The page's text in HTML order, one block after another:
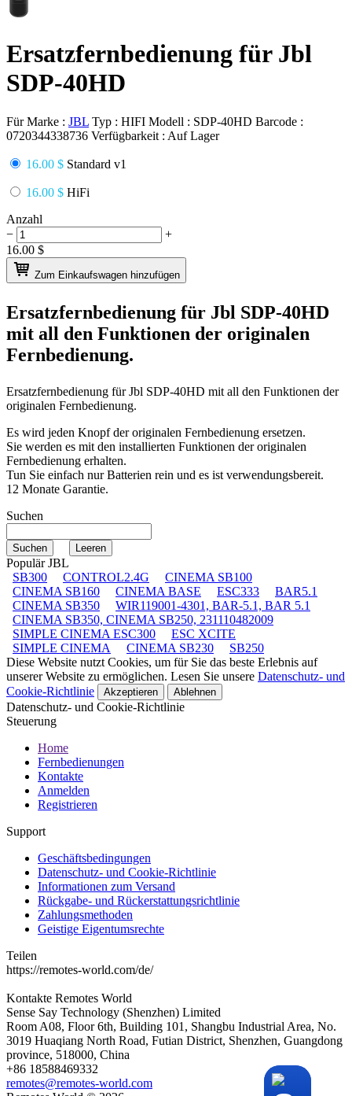
Ersatzfernbedienung für Jbl
SDP-40HD
Für Marke : JBL Typ : HIFI Modell : SDP-40HD Barcode :
0720344338736 Verfügbarkeit : Auf Lager
16.00 $ Standard v1
16.00 $ HiFi
Anzahl
−
+
16.00 $
Zum Einkaufswagen hinzufügen
Ersatzfernbedienung für Jbl SDP-40HD
mit all den Funktionen der originalen
Fernbedienung.
Ersatzfernbedienung fürJbl SDP-40HD mit all den Funktionen der
originalen Fernbedienung.
Es wird jeden Knopf der originalen Fernbedienung ersetzen.
Sie werden es mit den installierten Funktionen der originalen
Fernbedienung erhalten.
Tun Sie einfach nur Batterien rein und es ist verwendungsbereit.
12 Monate Garantie.
Suchen
Populär JBL
SB300
CONTROL2.4G
CINEMA SB100
CINEMA SB160
CINEMA BASE ESC333
BAR5.1
CINEMA SB350
WIR119001-4301, BAR-5.1, BAR 5.1
CINEMA SB350, CINEMA SB250, 231110482009
SIMPLE CINEMA ESC300
ESC XCITE
SIMPLE CINEMA
CINEMA SB230
SB250
Diese Website nutzt Cookies, um für Sie das beste Erlebnis auf
unserer Website zu ermöglichen. Lesen Sie unsere Datenschutz- und
Cookie-Richtlinie
Akzeptieren Ablehnen
Datenschutz- und Cookie-Richtlinie
Steuerung
Home
Fernbedienungen
Kontakte
Anmelden
Registrieren
Support
Geschäftsbedingungen
Datenschutz- und Cookie-Richtlinie
Informationen zum Versand
Rückgabe- und Rückerstattungsrichtlinie
Zahlungsmethoden
Geistige Eigentumsrechte
Teilen
https://remotes-world.com/de/
Kontakte Remotes World
Sense Say Technology (Shenzhen) Limited
Room A08, Floor 6th, Building 101, Shangbu Industrial Area, No.
3019 Huaqiang North Road, Futian District, Shenzhen, Guangdong
province, 518000, China
+86 18588469332
remotes@remotes-world.com